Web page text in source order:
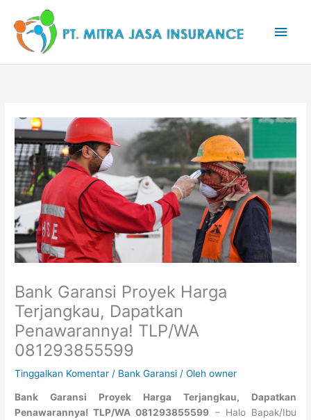
konten
Bank Garansi Proyek Harga
Terjangkau, Dapatkan
Penawarannya! TLP/WA
081293855599
Tinggalkan Komentar / Bank Garansi / Olehowner
Bank Garansi Proyek Harga Terjangkau, Dapatkan
Penawarannya! TLP/WA 081293855599 – Halo Bapak/Ibu